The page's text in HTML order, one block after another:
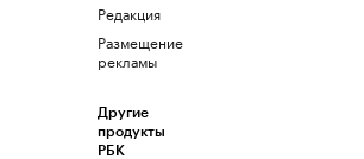
Редакция
Размещение
рекламы
Другие
продукты
РБК